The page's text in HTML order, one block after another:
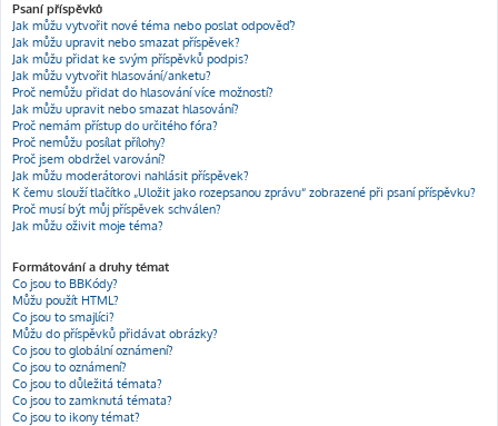
Psaní příspěvků
Jak můžu vytvořit nové téma nebo poslat odpověď?
Jak můžu upravit nebo smazat příspěvek?
Jak můžu přidat ke svým příspěvků podpis?
Jak můžu vytvořit hlasování/anketu?
Proč nemůžu přidat do hlasování více možností?
Jak můžu upravit nebo smazat hlasování?
Proč nemám přístup do určitého fóra?
Proč nemůžu posílat přílohy?
Proč jsem obdržel varování?
Jak můžu moderátorovi nahlásit příspěvek?
K čemu slouží tlačítko „Uložit jako rozepsanou zprávu“ zobrazené při psaní příspěvku?
Proč musí být můj příspěvek schválen?
Jak můžu oživit moje téma?
Formátování a druhy témat
Co jsou to BBKódy?
Můžu použít HTML?
Co jsou to smajlíci?
Můžu do příspěvků přidávat obrázky?
Co jsou to globální oznámení?
Co jsou to oznámení?
Co jsou to důležitá témata?
Co jsou to zamknutá témata?
Co jsou to ikony témat?